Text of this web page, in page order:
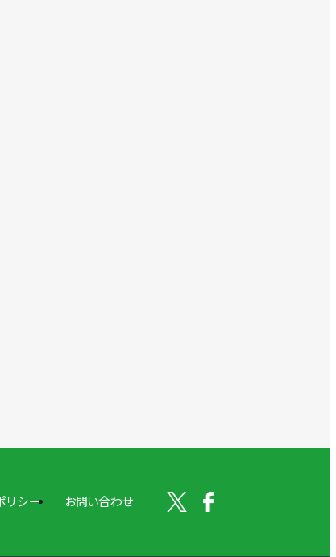
リシー お問い合わせ